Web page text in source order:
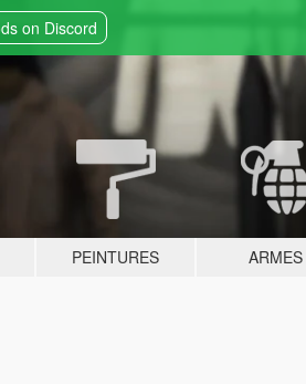
on Discord
PEINTURES ARMES